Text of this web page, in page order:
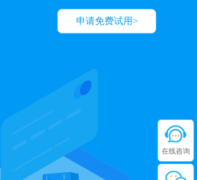
申请免费试用>
在线咨询